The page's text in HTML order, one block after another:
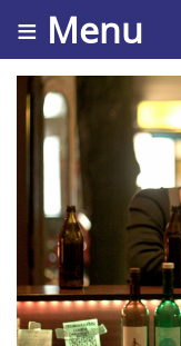
≡ Menu